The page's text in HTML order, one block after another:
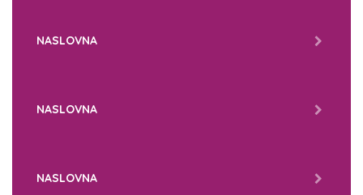
NASLOVNA
NASLOVNA
NASLOVNA